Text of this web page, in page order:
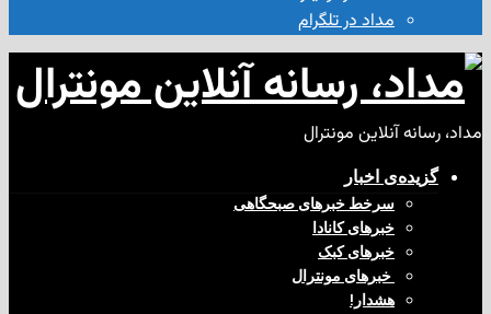
مداد در تلگرام
مونترال
اخبار
سرخط خبرهای صبحگاهی
خبرهای کانادا
خبرهای کبک
‌ خبرهای مونترال